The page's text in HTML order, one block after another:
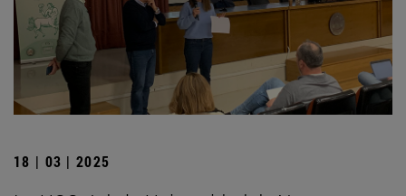
18 | 03 | 2025